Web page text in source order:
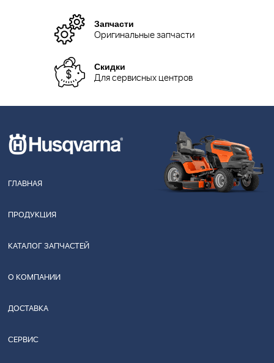
Запчасти
Оригинальные запчасти
Скидки
Для сервисных центров
ГЛАВНАЯ
ПРОДУКЦИЯ
КАТАЛОГ ЗАПЧАСТЕЙ
О КОМПАНИИ
ДОСТАВКА
СЕРВИС